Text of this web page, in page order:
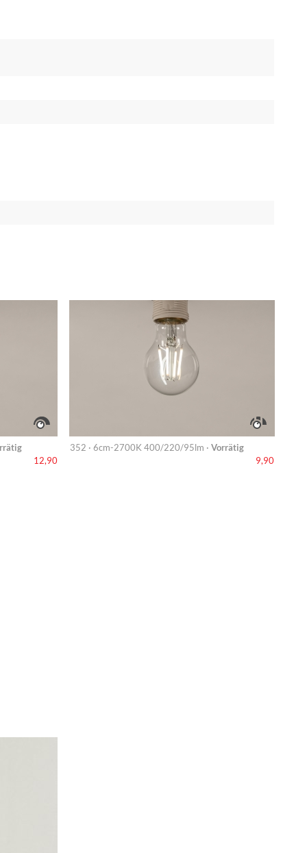
12,90
352 · 6cm-2700K 400/220/95lm · Vorrätig
9,90